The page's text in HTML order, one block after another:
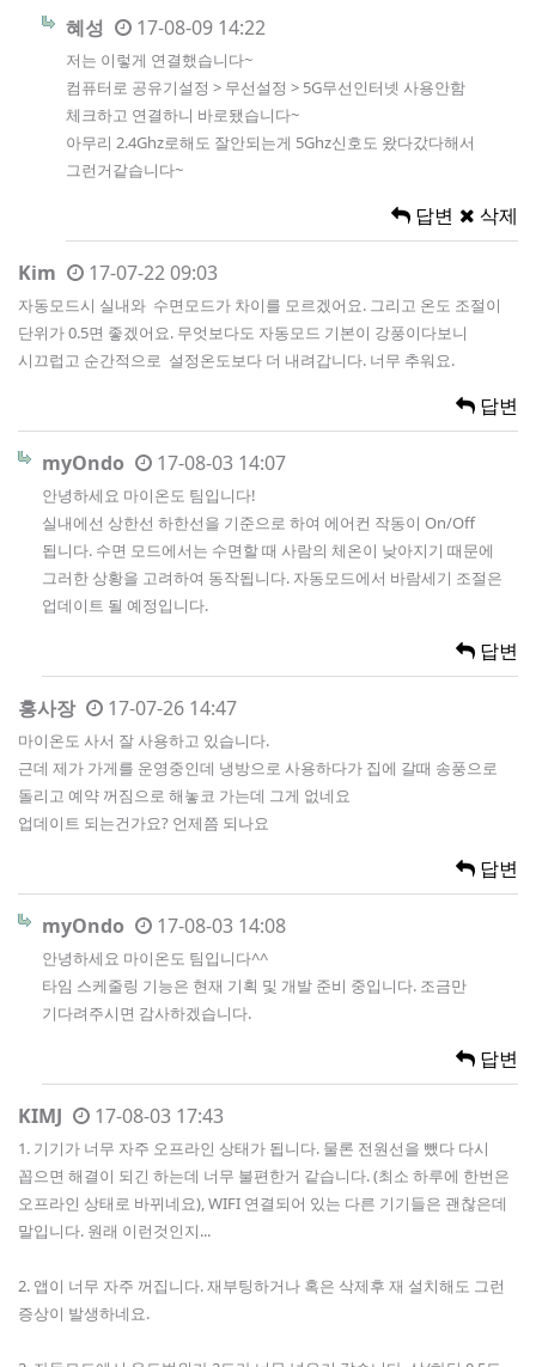
혜성 17-08-09 14:22
저는 이렇게 연결했습니다~
컴퓨터로 공유기설정 > 무선설정 > 5G무선인터넷 사용안함
체크하고 연결하니 바로됐습니다~
아무리 2.4Ghz로해도 잘안되는게 5Ghz신호도 왔다갔다해서
그런거같습니다~
답변 삭제
Kim 17-07-22 09:03
자동모드시 실내와 수면모드가 차이를 모르겠어요. 그리고 온도 조절이
단위가 0.5면 좋겠어요. 무엇보다도 자동모드 기본이 강풍이다보니
시끄럽고 순간적으로 설정온도보다 더 내려갑니다. 너무 추워요.
답변
myOndo 17-08-03 14:07
안녕하세요 마이온도 팀입니다!
실내에선 상한선 하한선을 기준으로 하여 에어컨 작동이 On/Off
됩니다. 수면 모드에서는 수면할 때 사람의 체온이 낮아지기 때문에
그러한 상황을 고려하여 동작됩니다. 자동모드에서 바람세기 조절은
업데이트 될 예정입니다.
답변
홍사장 17-07-26 14:47
마이온도 사서 잘 사용하고 있습니다.
근데 제가 가게를 운영중인데 냉방으로 사용하다가 집에 갈때 송풍으로
돌리고 예약 꺼짐으로 해놓코 가는데 그게 없네요
업데이트 되는건가요? 언제쯤 되나요
답변
myOndo 17-08-03 14:08
안녕하세요 마이온도 팀입니다^^
타임 스케줄링 기능은 현재 기획 및 개발 준비 중입니다. 조금만
기다려주시면 감사하겠습니다.
답변
KIMJ 17-08-03 17:43
1. 기기가 너무 자주 오프라인 상태가 됩니다. 물론 전원선을 뺐다 다시
꼽으면 해결이 되긴 하는데 너무 불편한거 같습니다. (최소 하루에 한번은
오프라인 상태로 바뀌네요), WIFI 연결되어 있는 다른 기기들은 괜찮은데
말입니다. 원래 이런것인지...
2. 앱이 너무 자주 꺼집니다. 재부팅하거나 혹은 삭제후 재 설치해도 그런
증상이 발생하네요.